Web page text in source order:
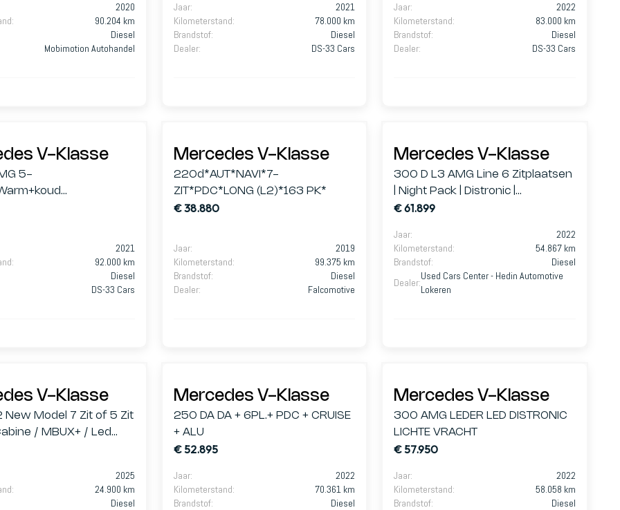
2020
:
90.204 km
Diesel
Mobimotion Autohandel
Jaar:
2021
Kilometerstand:
78.000 km
Brandstof:
Diesel
Dealer: DS-33 Cars
Jaar:
2022
Kilometerstand:
83.000 km
Brandstof:
Diesel
Dealer: DS-33 Cars
V-Klasse
5-
Apple/AMBI
2021
:
92.000 km
Diesel
DS-33 Cars
Mercedes V-Klasse
220d*AUT*NAVI*7-
ZIT*PDC*LONG (L2)*163 PK*
€ 38.880
Jaar:
2019
Kilometerstand:
99.375 km
Brandstof:
Diesel
Dealer: Falcomotive
Mercedes V-Klasse
300 D L3 AMG Line 6 Zitplaatsen
| Night Pack | Distronic |
Dodehoekassistent | 360°
Electrische schuifdeuren |
Smartphone Integratie |
Verwarmde Zetels |
Sfeerverlichting | Navigatie |
€ 61.899
Jaar:
2022
Kilometerstand:
54.867 km
Brandstof:
Diesel
Dealer:
Used Cars Center - Hedin Automotive
Lokeren
V-Klasse
New Model 7 Zit of 5 Zit
/ MBUX+ / Led
/ Trekhaak / Elek
2025
:
24.900 km
Diesel
Mercedes V-Klasse
250 DA DA + 6PL.+ PDC + CRUISE
+ ALU
€ 52.895
Jaar:
2022
Kilometerstand:
70.361 km
Brandstof:
Diesel
Mercedes V-Klasse
300 AMG LEDER LED DISTRONIC
LICHTE VRACHT
€ 57.950
Jaar:
2022
Kilometerstand:
58.058 km
Brandstof:
Diesel